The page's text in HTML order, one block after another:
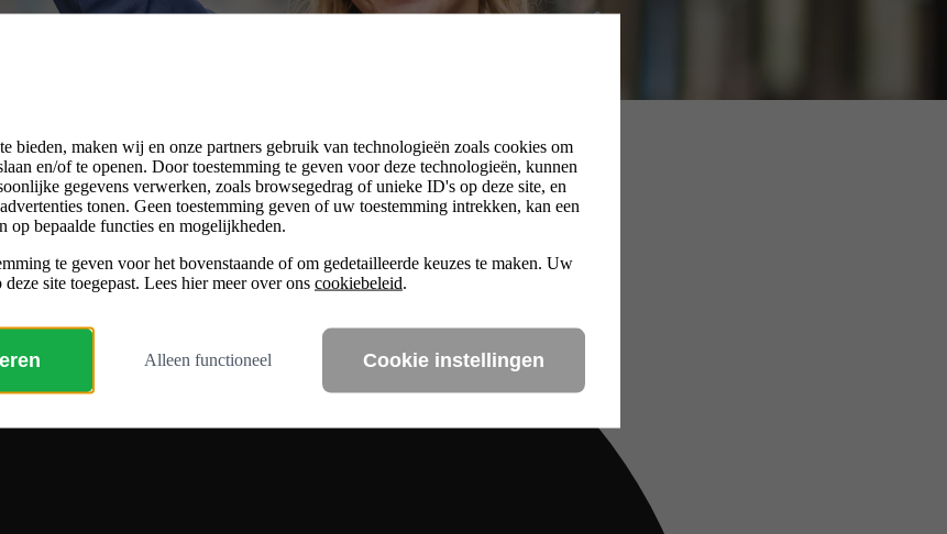
bieden, maken wij en onze partners gebruik van technologieën zoals cookies om
en/of te openen. Door toestemming te geven voor deze technologieën, kunnen
gegevens verwerken, zoals browsegedrag of unieke ID's op deze site, en
tonen. Geen toestemming geven of uw toestemming intrekken, kan een
op bepaalde functies en mogelijkheden.
te geven voor het bovenstaande of om gedetailleerde keuzes te maken. Uw
site toegepast. Lees hier meer over ons cookiebeleid.
Alleen functioneel Cookie instellingen